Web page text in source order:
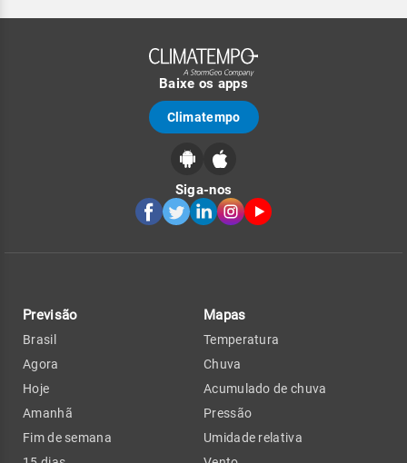
Baixe os apps
Climatempo
Siga-nos
Previsão
Brasil
Agora
Hoje
Amanhã
Fim de semana
Mapas
Temperatura
Chuva
Acumulado de chuva
Pressão
Umidade relativa